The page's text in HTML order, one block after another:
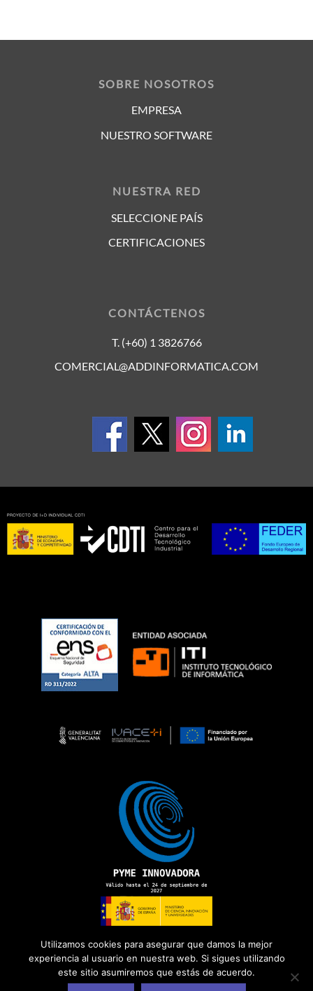
SOBRE NOSOTROS
EMPRESA
NUESTRO SOFTWARE
NUESTRA RED
SELECCIONE PAÍS
CERTIFICACIONES
CONTÁCTENOS
T. (+60) 1 3826766
COMERCIAL@ADDINFORMATICA.COM
Copyright 2026 ©ADD Informática· Todos los derechos
Utilizamos cookies para asegurar que damos la mejor
experiencia al usuario en nuestra web. Si sigues utilizando
este sitio asumiremos que estás de acuerdo.